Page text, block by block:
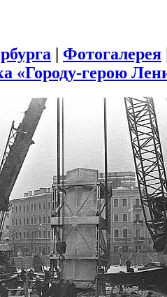
| Фотогалерея
«Городу-герою